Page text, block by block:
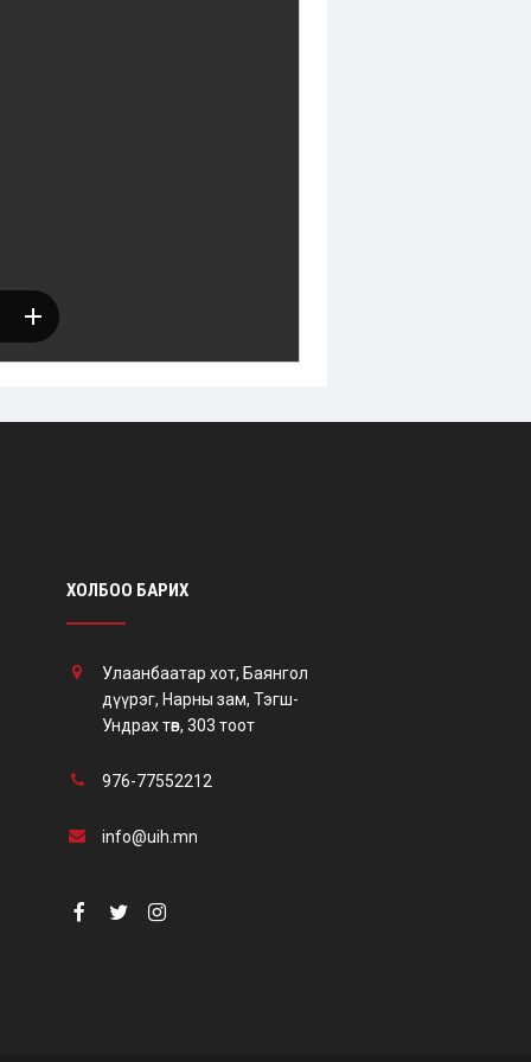
ХОЛБОО БАРИХ
Улаанбаатар хот, Баянгол
дүүрэг, Нарны зам, Тэгш-
Ундрах төв, 303 тоот
976-77552212
info@uih.mn